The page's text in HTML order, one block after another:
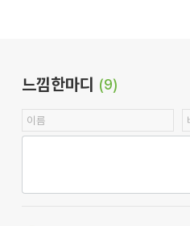
느낌한마디 (9)